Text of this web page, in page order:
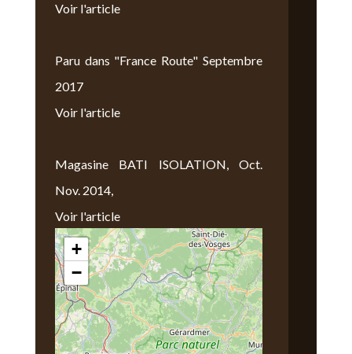
Voir l'article
Paru dans "France Route" Septembre
2017
Voir l'article
Magasine BATI ISOLATION, Oct.
Nov. 2014,
Voir l'article
Nous Trouver
+
−